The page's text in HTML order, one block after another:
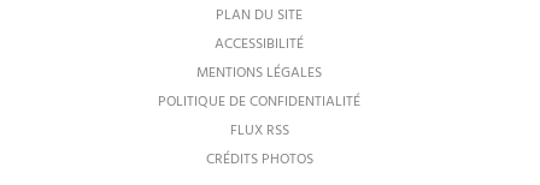
PLAN DU SITE
ACCESSIBILITÉ
MENTIONS LÉGALES
POLITIQUE DE CONFIDENTIALITÉ
FLUX RSS
CRÉDITS PHOTOS